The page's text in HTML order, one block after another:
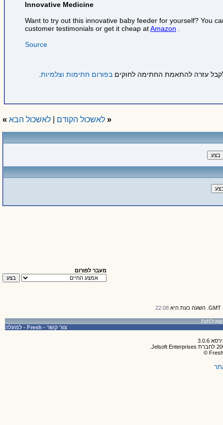
Innovative Medicine
Want to try out this innovative baby feeder for yourself? You
customer testimonials or get it cheap atAmazon
Source
עזרה להתאמת החתימה לחוקים בפורום חתימות וצלמיות.
« לאשכול הקודם |לאשכול הבא »
מעבר לפורום
22:08
צור קשר -
Fresh
- למעלה